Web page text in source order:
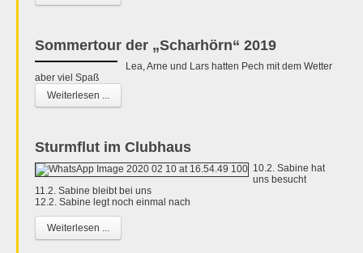
Sommertour der „Scharhörn“ 2019
Lea, Arne und Lars hatten Pech mit dem Wetter
aber viel Spaß
Weiterlesen ...
Sturmflut im Clubhaus
10.2. Sabine hat
uns besucht
11.2. Sabine bleibt bei uns
12.2. Sabine legt noch einmal nach
Weiterlesen ...